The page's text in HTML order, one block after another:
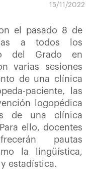
15/11/2022
el pasado 8 de
a todos los
del Grado en
varias sesiones
de una clínica
paciente, las
logopédica
de una clínica
ello, docentes
pautas
la lingüística,
estadística.